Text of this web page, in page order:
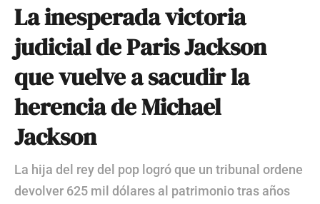
La inesperada victoria
judicial de Paris Jackson
que vuelve a sacudir la
herencia de Michael
Jackson
La hija del rey del pop logró que un tribunal ordene
devolver 625 mil dólares al patrimonio tras años